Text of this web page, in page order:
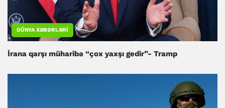
DÜNYA XƏBƏRLƏRI
İrana qarşı müharibə “çox yaxşı gedir”- Tramp